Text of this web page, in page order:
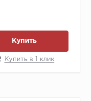
Купить
Купить в 1 клик